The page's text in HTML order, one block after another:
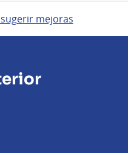
mejoras